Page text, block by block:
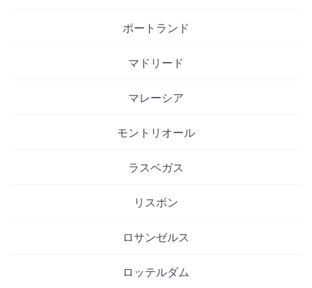
ポートランド
マドリード
マレーシア
モントリオール
ラスベガス
リスボン
ロサンゼルス
ロッテルダム